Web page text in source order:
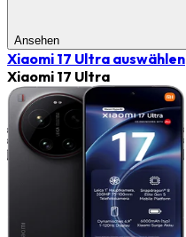
Ansehen
Xiaomi 17 Ultra auswählen
Xiaomi 17 Ultra